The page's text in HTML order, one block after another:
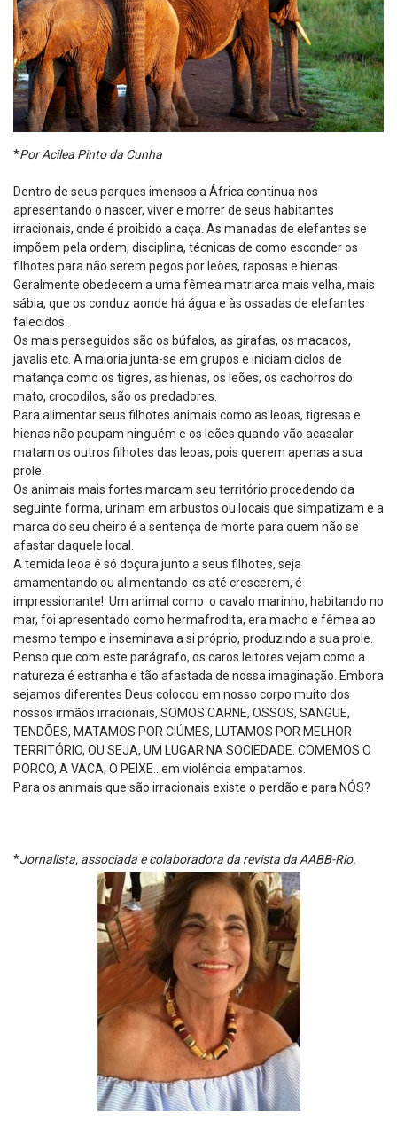
*Por Acilea Pinto da Cunha
Dentro de seus parques imensos a África continua nos
apresentando o nascer, viver e morrer de seus habitantes
irracionais, onde é proibido a caça. As manadas de elefantes se
impõem pela ordem, disciplina, técnicas de como esconder os
filhotes para não serem pegos por leões, raposas e hienas.
Geralmente obedecem a uma fêmea matriarca mais velha, mais
sábia, que os conduz aonde há água e às ossadas de elefantes
falecidos.
Os mais perseguidos são os búfalos, as girafas, os macacos,
javalis etc. A maioria junta-se em grupos e iniciam ciclos de
matança como os tigres, as hienas, os leões, os cachorros do
mato, crocodilos, são os predadores.
Para alimentar seus filhotes animais como as leoas, tigresas e
hienas não poupam ninguém e os leões quando vão acasalar
matam os outros filhotes das leoas, pois querem apenas a sua
prole.
Os animais mais fortes marcam seu território procedendo da
seguinte forma, urinam em arbustos ou locais que simpatizam e a
marca do seu cheiro é a sentença de morte para quem não se
afastar daquele local.
A temida leoa é só doçura junto a seus filhotes, seja
amamentando ou alimentando-os até crescerem, é
impressionante! Um animal como o cavalo marinho, habitando no
mar, foi apresentado como hermafrodita, era macho e fêmea ao
mesmo tempo e inseminava a si próprio, produzindo a sua prole.
Penso que com este parágrafo, os caros leitores vejam como a
natureza é estranha e tão afastada de nossa imaginação. Embora
sejamos diferentes Deus colocou em nosso corpo muito dos
nossos irmãos irracionais, SOMOS CARNE, OSSOS, SANGUE,
TENDÕES, MATAMOS POR CIÚMES, LUTAMOS POR MELHOR
TERRITÓRIO, OU SEJA, UM LUGAR NA SOCIEDADE. COMEMOS O
PORCO, A VACA, O PEIXE...em violência empatamos.
Para os animais que são irracionais existe o perdão e para NÓS?
*Jornalista, associada e colaboradora da revista da AABB-Rio.